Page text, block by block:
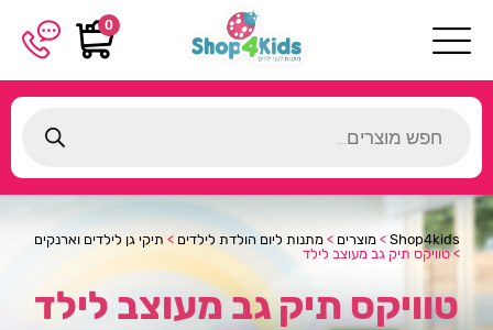
0
search
Shop4kids
> מוצרים > מתנות ליום הולדת לילדים > תיקי גן לילדים וארנקים
>טוויקס תיק גב מעוצב לילד
טוויקס תיק גב מעוצב לילד